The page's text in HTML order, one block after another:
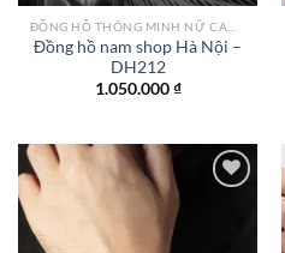
Đồng hồ nam shop Hà Nội –
DH212
1.050.000₫